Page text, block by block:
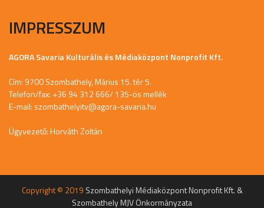
IMPRESSZUM
AGORA Savaria Kulturális és Médiaközpont Nonprofit Kft.
Cím: 9700 Szombathely, Márius 15. tér 5.
Telefon/fax: +36 94 312 666/ 135-ös mellék
E-mail: szombathelyitv@agora-savaria.hu
Ügyvezető: Horváth Zoltán
Copyright © 2019 Szombathelyi Médiaközpont Nonprofit Kft. &
Szombathely MJV Önkormányzata